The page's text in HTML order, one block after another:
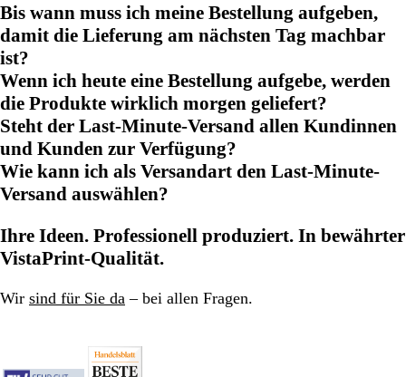
Bis wann muss ich meine Bestellung aufgeben,
damit die Lieferung am nächsten Tag machbar
ist?
Wenn ich heute eine Bestellung aufgebe, werden
die Produkte wirklich morgen geliefert?
Steht der Last-Minute-Versand allen Kundinnen
und Kunden zur Verfügung?
Wie kann ich als Versandart den Last-Minute-
Versand auswählen?
Ihre Ideen. Professionell produziert. In bewährter
VistaPrint-Qualität.
Wir sind für Sie da – bei allen Fragen.